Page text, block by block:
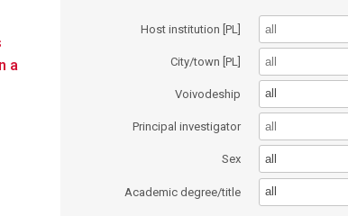
Host institution [PL]
City/town [PL]
Voivodeship all
Principal investigator
Sex all
Academic degree/title all
a